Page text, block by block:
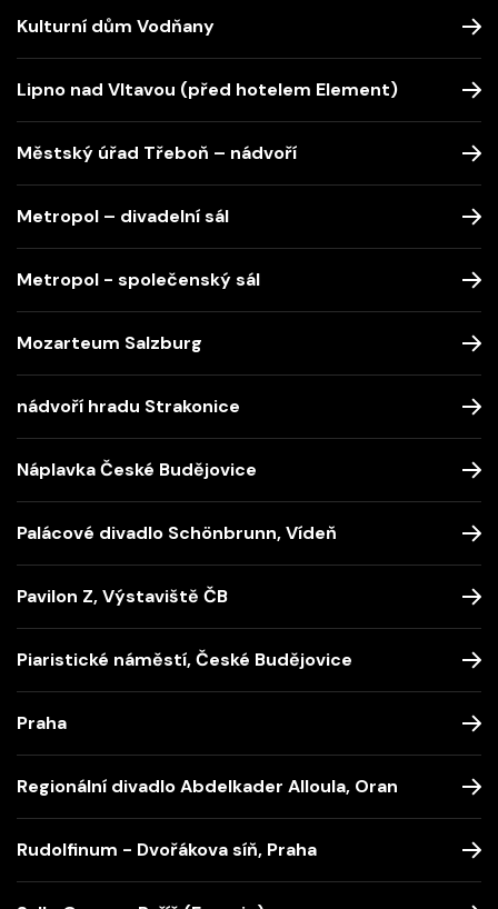
Kulturní dům Vodňany
Lipno nad Vltavou (před hotelem Element)
Městský úřad Třeboň – nádvoří
Metropol – divadelní sál
Metropol - společenský sál
Mozarteum Salzburg
nádvoří hradu Strakonice
Náplavka České Budějovice
Palácové divadlo Schönbrunn, Vídeň
Pavilon Z, Výstaviště ČB
Piaristické náměstí, České Budějovice
Praha
Regionální divadlo Abdelkader Alloula, Oran
Rudolfinum - Dvořákova síň, Praha